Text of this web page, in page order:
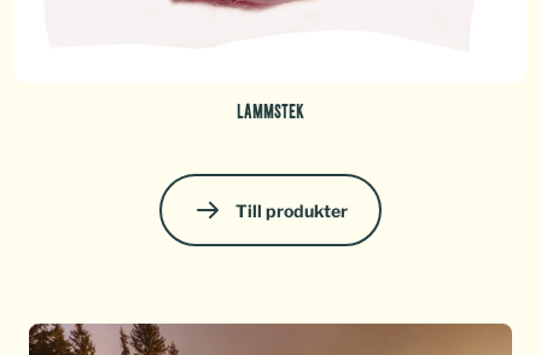
LAMMSTEK
Till produkter